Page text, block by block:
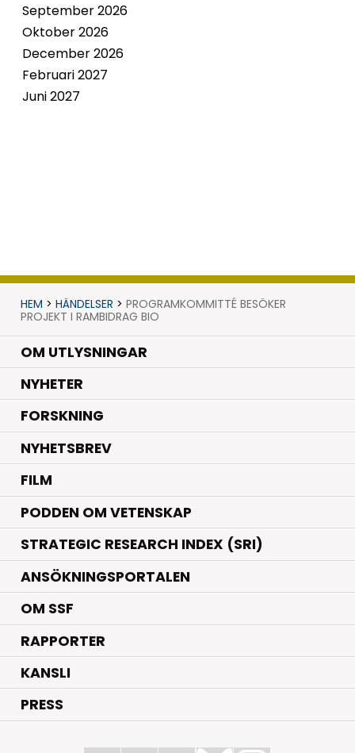
September 2026
Oktober 2026
December 2026
Februari 2027
Juni 2027
HEM > HÄNDELSER > PROGRAMKOMMITTÉ BESÖKER
PROJEKT I RAMBIDRAG BIO
OM UTLYSNINGAR
NYHETER.
FORSKNING.
NYHETSBREV
FILM
PODDEN OM VETENSKAP
STRATEGIC RESEARCH INDEX (SRI)
ANSÖKNINGSPORTALEN
OM SSF
RAPPORTER
KANSLI
PRESS